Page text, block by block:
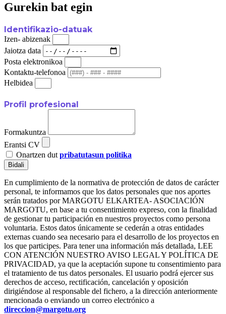
Gurekin bat egin
Identifikazio-datuak
Izen- abizenak
Jaiotza data
Posta elektronikoa
Kontaktu-telefonoa
Helbidea
Profil profesional
Formakuntza
Erantsi CV
Onartzen dut pribatutasun politika
Bidali
En cumplimiento de la normativa de protección de datos de carácter
personal, te informamos que los datos personales que nos aportes
serán tratados por MARGOTU ELKARTEA- ASOCIACIÓN
MARGOTU, en base a tu consentimiento expreso, con la finalidad
de gestionar tu participación en nuestros proyectos como persona
voluntaria. Estos datos únicamente se cederán a otras entidades
externas cuando sea necesario para el desarrollo de los proyectos en
los que participes. Para tener una información más detallada, LEE
CON ATENCIÓN NUESTRO AVISO LEGAL Y POLÍTICA DE
PRIVACIDAD, ya que la aceptación supone tu consentimiento para
el tratamiento de tus datos personales. El usuario podrá ejercer sus
derechos de acceso, rectificación, cancelación y oposición
dirigiéndose al responsable del fichero, a la dirección anteriormente
mencionada o enviando un correo electrónico a
direccion@margotu.org